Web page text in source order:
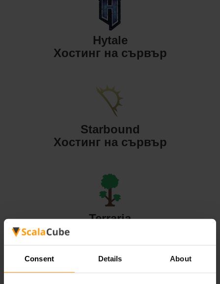
Consent Details About
Hytale
Хостинг на сървър
Starbound
Хостинг на сървър
Terraria
Хостинг на сървър